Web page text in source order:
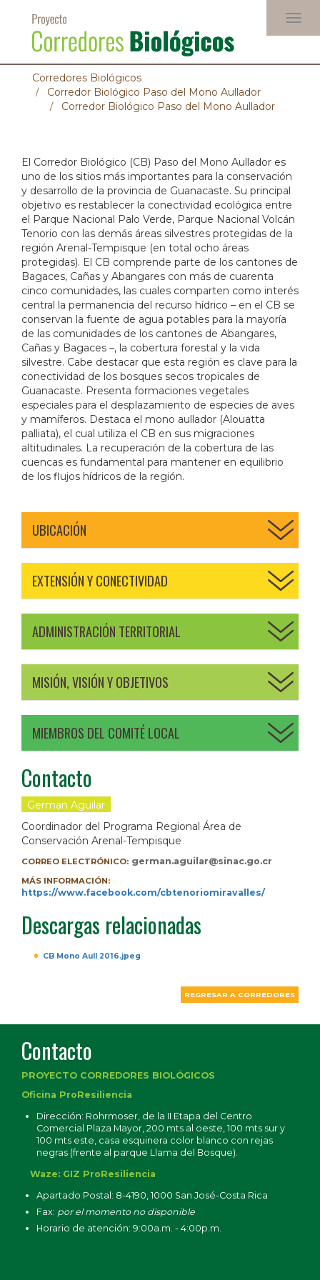
contenido
principal
Corredores Biológicos
Corredor Biológico Paso del Mono Aullador
Corredor Biológico Paso del Mono Aullador
El Corredor Biológico (CB) Paso del Mono Aullador es
uno de los sitios más importantes para la conservación
y desarrollo de la provincia de Guanacaste. Su principal
objetivo es restablecer la conectividad ecológica entre
el Parque Nacional Palo Verde, Parque Nacional Volcán
Tenorio con las demás áreas silvestres protegidas de la
región Arenal-Tempisque (en total ocho áreas
protegidas). El CB comprende parte de los cantones de
Bagaces, Cañas y Abangares con más de cuarenta
cinco comunidades, las cuales comparten como interés
central la permanencia del recurso hídrico – en el CB se
conservan la fuente de agua potables para la mayoría
de las comunidades de los cantones de Abangares,
Cañas y Bagaces –, la cobertura forestal y la vida
silvestre. Cabe destacar que esta región es clave para la
conectividad de los bosques secos tropicales de
Guanacaste. Presenta formaciones vegetales
especiales para el desplazamiento de especies de aves
y mamíferos. Destaca el mono aullador (Alouatta
palliata), el cual utiliza el CB en sus migraciones
altitudinales. La recuperación de la cobertura de las
cuencas es fundamental para mantener en equilibrio
de los flujos hídricos de la región.
UBICACIÓN
EXTENSIÓN Y CONECTIVIDAD
ADMINISTRACIÓN TERRITORIAL
MISIÓN, VISIÓN Y OBJETIVOS
MIEMBROS DEL COMITÉ LOCAL
Contacto
German Aguilar
Coordinador del Programa Regional Área de
Conservación Arenal-Tempisque
CORREO ELECTRÓNICO: german.aguilar@sinac.go.cr
MÁS INFORMACIÓN:
https://www.facebook.com/cbtenoriomiravalles/
Descargas relacionadas
CB Mono Aull 2016.jpeg
REGRESAR A CORREDORES
Contacto
PROYECTO CORREDORES BIOLÓGICOS
Oficina ProResiliencia
Dirección: Rohrmoser, de la II Etapa del Centro
Comercial Plaza Mayor, 200 mts al oeste, 100 mts sur y
100 mts este, casa esquinera color blanco con rejas
negras (frente al parque Llama del Bosque).
Waze: GIZ ProResiliencia
Apartado Postal: 8-4190, 1000 San José-Costa Rica
Fax: por el momento no disponible
Horario de atención: 9:00a.m. - 4:00p.m.